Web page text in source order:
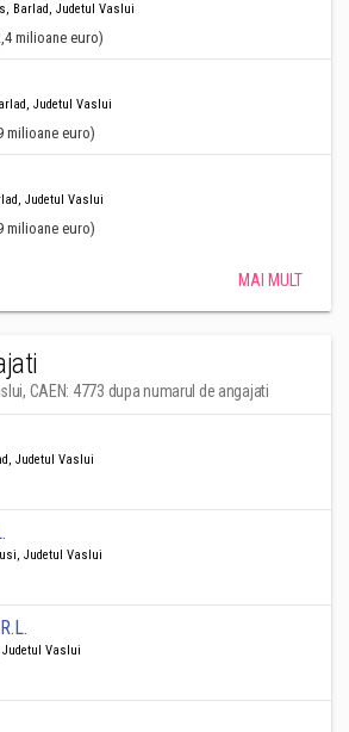
Barlad, Judetul Vaslui
milioane euro)
Judetul Vaslui
milioane euro)
Judetul Vaslui
milioane euro)
MAI MULT
CAEN: 4773 dupa numarul de angajati
Judetul Vaslui
Judetul Vaslui
Vaslui